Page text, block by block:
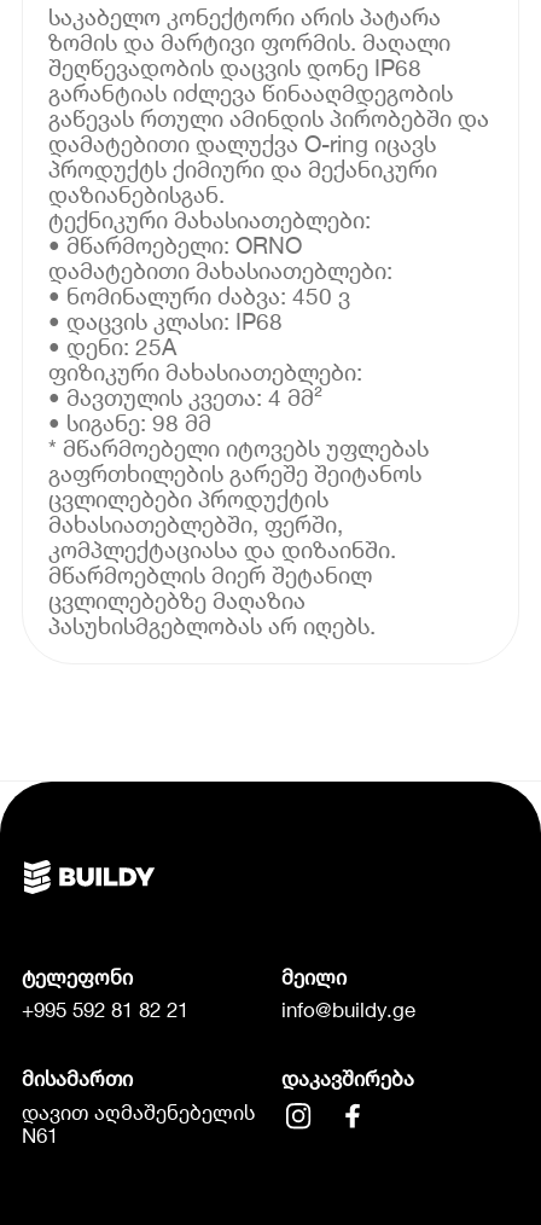
საკაბელო კონექტორი არის პატარა
ზომის და მარტივი ფორმის. მაღალი
შეღწევადობის დაცვის დონე IP68
გარანტიას იძლევა წინააღმდეგობის
გაწევას რთული ამინდის პირობებში და
დამატებითი დალუქვა O-ring იცავს
პროდუქტს ქიმიური და მექანიკური
დაზიანებისგან.
ტექნიკური მახასიათებლები:
• მწარმოებელი: ORNO
დამატებითი მახასიათებლები:
• ნომინალური ძაბვა: 450 ვ
• დაცვის კლასი: IP68
• დენი: 25A
ფიზიკური მახასიათებლები:
• მავთულის კვეთა: 4 მმ²
• სიგანე: 98 მმ
* მწარმოებელი იტოვებს უფლებას
გაფრთხილების გარეშე შეიტანოს
ცვლილებები პროდუქტის
მახასიათებლებში, ფერში,
კომპლექტაციასა და დიზაინში.
მწარმოებლის მიერ შეტანილ
ცვლილებებზე მაღაზია
პასუხისმგებლობას არ იღებს.
ტელეფონი
+995 592 81 82 21
მეილი
info@buildy.ge
მისამართი
დავით აღმაშენებელის
N61
დაკავშირება